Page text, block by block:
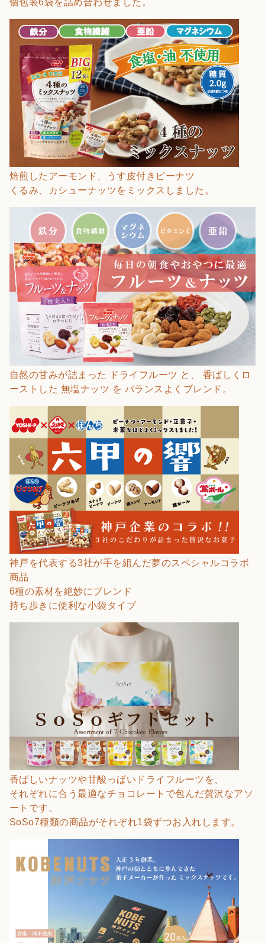
個包装6袋を詰め合わせました。
焙煎したアーモンド、うす皮付きピーナツ
くるみ、カシューナッツをミックスしました。
自然の甘みが詰まった ドライフルーツ と、 香ばしくロ
ーストした 無塩ナッツ を バランスよくブレンド。
神戸を代表する3社が手を組んだ夢のスペシャルコラボ
商品
6種の素材を絶妙にブレンド
持ち歩きに便利な小袋タイプ
香ばしいナッツや甘酸っぱいドライフルーツを、
それぞれに合う最適なチョコレートで包んだ贅沢なアソ
ートです。
SoSo7種類の商品がそれぞれ1袋ずつお入れします。